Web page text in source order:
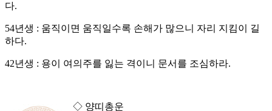
다.
54년생 : 움직이면 움직일수록 손해가 많으니 자리 지킴이 길
하다.
42년생 : 용이 여의주를 잃는 격이니 문서를 조심하라.
◇ 양띠총운